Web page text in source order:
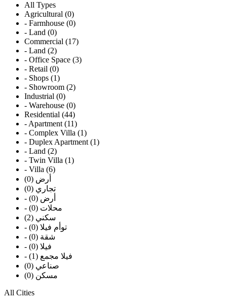
All Types
Agricultural (0)
- Farmhouse (0)
- Land (0)
Commercial (17)
- Land (2)
- Office Space (3)
- Retail (0)
- Shops (1)
- Showroom (2)
Industrial (0)
- Warehouse (0)
Residential (44)
- Apartment (11)
- Complex Villa (1)
- Duplex Apartment (1)
- Land (2)
- Twin Villa (1)
- Villa (6)
أرض (0)
تجاري (0)
- أرض (0)
- محلات (0)
سكني (2)
- توأم فيلا (0)
- شقة (0)
- فيلا (0)
- فيلا مجمع (1)
صناعي (0)
مسكن (0)
All Cities